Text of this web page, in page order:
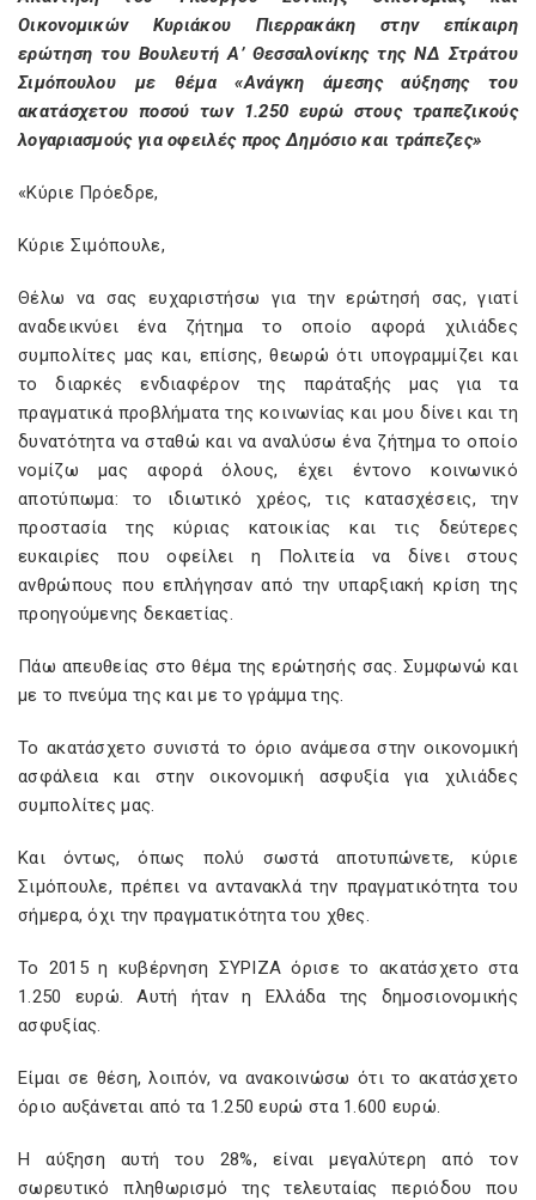
Οικονομικών Κυριάκου Πιερρακάκη στην επίκαιρη
ερώτηση του Βουλευτή Α’ Θεσσαλονίκης της ΝΔ Στράτου
Σιμόπουλου με θέμα «Ανάγκη άμεσης αύξησης του
ακατάσχετου ποσού των 1.250 ευρώ στους τραπεζικούς
λογαριασμούς για οφειλές προς Δημόσιο και τράπεζες»
«Κύριε Πρόεδρε,
Κύριε Σιμόπουλε,
Θέλω να σας ευχαριστήσω για την ερώτησή σας, γιατί
αναδεικνύει ένα ζήτημα το οποίο αφορά χιλιάδες
συμπολίτες μας και, επίσης, θεωρώ ότι υπογραμμίζει και
το διαρκές ενδιαφέρον της παράταξής μας για τα
πραγματικά προβλήματα της κοινωνίας και μου δίνει και τη
δυνατότητα να σταθώ και να αναλύσω ένα ζήτημα το οποίο
νομίζω μας αφορά όλους, έχει έντονο κοινωνικό
αποτύπωμα: το ιδιωτικό χρέος, τις κατασχέσεις, την
προστασία της κύριας κατοικίας και τις δεύτερες
ευκαιρίες που οφείλει η Πολιτεία να δίνει στους
ανθρώπους που επλήγησαν από την υπαρξιακή κρίση της
προηγούμενης δεκαετίας.
Πάω απευθείας στο θέμα της ερώτησής σας. Συμφωνώ και
με το πνεύμα της και με το γράμμα της.
Το ακατάσχετο συνιστά το όριο ανάμεσα στην οικονομική
ασφάλεια και στην οικονομική ασφυξία για χιλιάδες
συμπολίτες μας.
Και όντως, όπως πολύ σωστά αποτυπώνετε, κύριε
Σιμόπουλε, πρέπει να αντανακλά την πραγματικότητα του
σήμερα, όχι την πραγματικότητα του χθες.
Το 2015 η κυβέρνηση ΣΥΡΙΖΑ όρισε το ακατάσχετο στα
1.250 ευρώ. Αυτή ήταν η Ελλάδα της δημοσιονομικής
ασφυξίας.
Είμαι σε θέση, λοιπόν, να ανακοινώσω ότι το ακατάσχετο
όριο αυξάνεται από τα 1.250 ευρώ στα 1.600 ευρώ.
Η αύξηση αυτή του 28%, είναι μεγαλύτερη από τον
σωρευτικό πληθωρισμό της τελευταίας περιόδου που